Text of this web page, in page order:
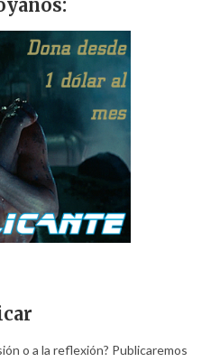
o a la reflexión? Publicaremos